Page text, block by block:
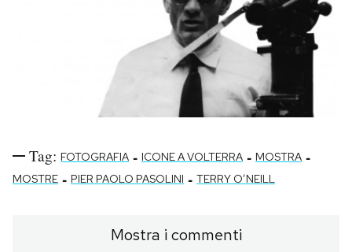
Tag: FOTOGRAFIA - ICONE A VOLTERRA - MOSTRA -
MOSTRE - PIER PAOLO PASOLINI - TERRY O’NEILL
Mostra i commenti